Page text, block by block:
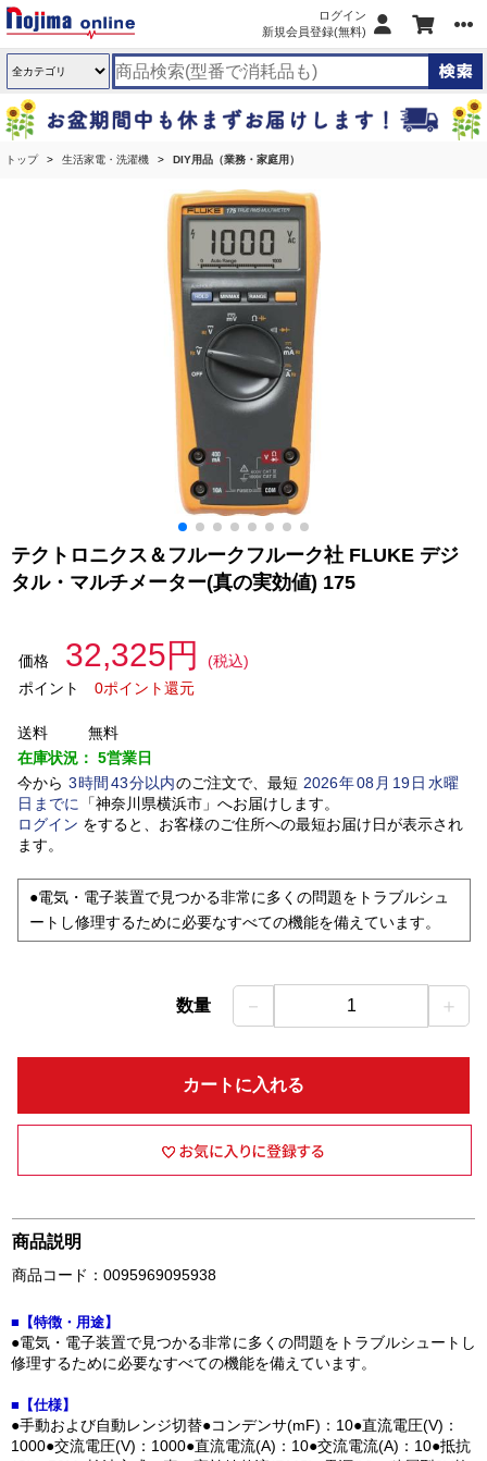
ログイン
新規会員登録(無料)
トップ 生活家電・洗濯機 DIY用品（業務・家庭用）
テクトロニクス＆フルークフルーク社 FLUKE デジ
タル・マルチメーター(真の実効値) 175
価格 32,325円
(税込)
ポイント
0ポイント還元
送料
無料
在庫状況： 5営業日
今から 3時間 43分以内のご注文で、最短 2026年08 月 19日水曜
日 までに 「神奈川県横浜市」 へお届けします。
ログイン をすると、お客様のご住所への最短お届け日が表示され
ます。
●電気・電子装置で見つかる非常に多くの問題をトラブルシュ
ートし修理するために必要なすべての機能を備えています。
数量 － 1 ＋
カートに入れる
商品説明
商品コード：0095969095938
■【特徴・用途】
●電気・電子装置で見つかる非常に多くの問題をトラブルシュートし
修理するために必要なすべての機能を備えています。
■【仕様】
●手動および自動レンジ切替●コンデンサ(mF)：10●直流電圧(V)：
1000●交流電圧(V)：1000●直流電流(A)：10●交流電流(A)：10●抵抗